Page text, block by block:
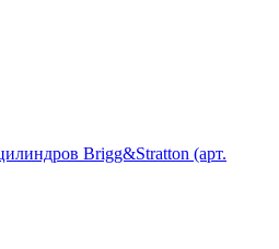
Brigg&Stratton (арт.